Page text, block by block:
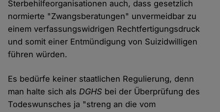
Sterbehilfeorganisationen auch, dass gesetzlich
normierte "Zwangsberatungen" unvermeidbar zu
einem verfassungswidrigen Rechtfertigungsdruck
und somit einer Entmündigung von Suizidwilligen
führen würden.
Es bedürfe keiner staatlichen Regulierung, denn
man halte sich alsDGHS bei der Überprüfung des
Todeswunsches ja "streng an die vom